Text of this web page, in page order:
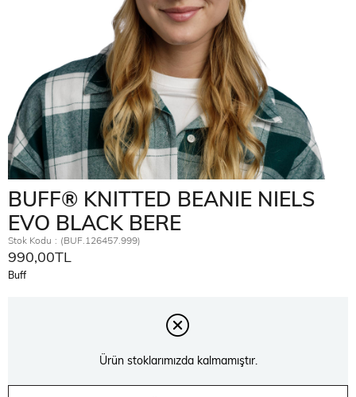
BUFF® KNITTED BEANIE NIELS
EVO BLACK BERE
Stok Kodu (BUF.126457.999)
990,00TL
Buff
Ürün stoklarımızda kalmamıştır.